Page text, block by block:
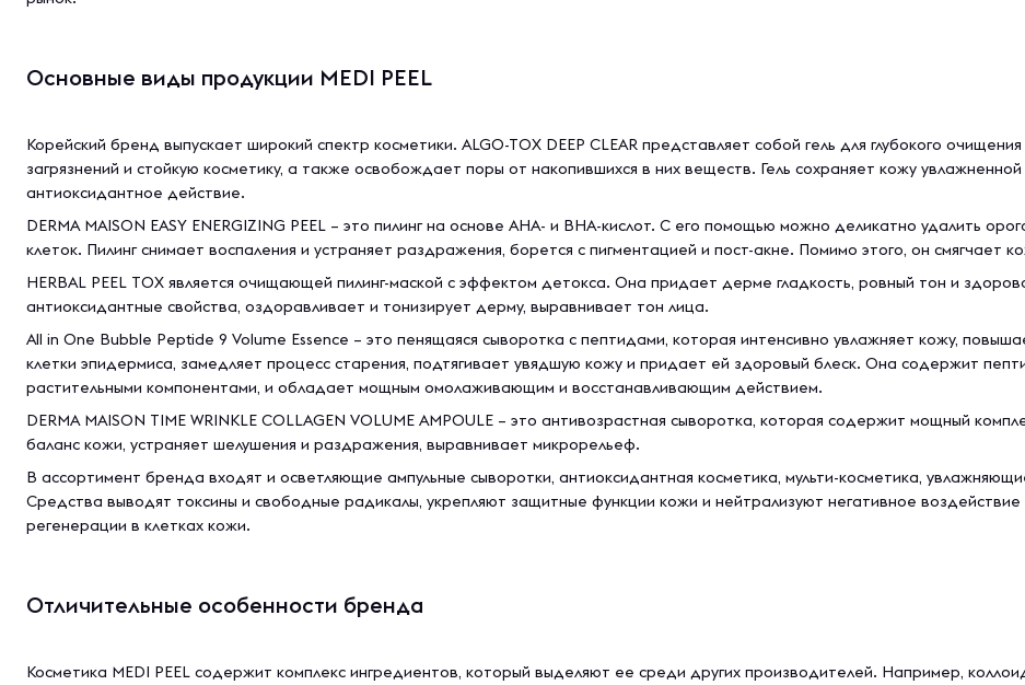
Основные виды продукции MEDI PEEL
Корейский бренд выпускает широкий спектр косметики. ALGO-TOX DEEP CLEAR представляет собой гель для глубокого
загрязнений и стойкую косметику, а также освобождает поры от накопившихся в них веществ. Гель сохраняет кожу
антиоксидантное действие.
DERMA MAISON EASY ENERGIZING PEEL – это пилинг на основе АНА- и BHA-кислот. С его помощью можно деликатно удалить
клеток. Пилинг снимает воспаления и устраняет раздражения, борется с пигментацией и пост-акне. Помимо этого, он смягчает
HERBAL PEEL TOX является очищающей пилинг-маской с эффектом детокса. Она придает дерме гладкость, ровный тон и
антиоксидантные свойства, оздоравливает и тонизирует дерму, выравнивает тон лица.
All in One Bubble Peptide 9 Volume Essence – это пенящаяся сыворотка с пептидами, которая интенсивно увлажняет кожу,
клетки эпидермиса, замедляет процесс старения, подтягивает увядшую кожу и придает ей здоровый блеск. Она содержит
растительными компонентами, и обладает мощным омолаживающим и восстанавливающим действием.
DERMA MAISON TIME WRINKLE COLLAGEN VOLUME AMPOULE – это антивозрастная сыворотка, которая содержит мощный
баланс кожи, устраняет шелушения и раздражения, выравнивает микрорельеф.
В ассортимент бренда входят и осветляющие ампульные сыворотки, антиоксидантная косметика, мульти-косметика,
Средства выводят токсины и свободные радикалы, укрепляют защитные функции кожи и нейтрализуют негативное
регенерации в клетках кожи.
Отличительные особенности бренда
Косметика MEDI PEEL содержит комплекс ингредиентов, который выделяют ее среди других производителей. Например,